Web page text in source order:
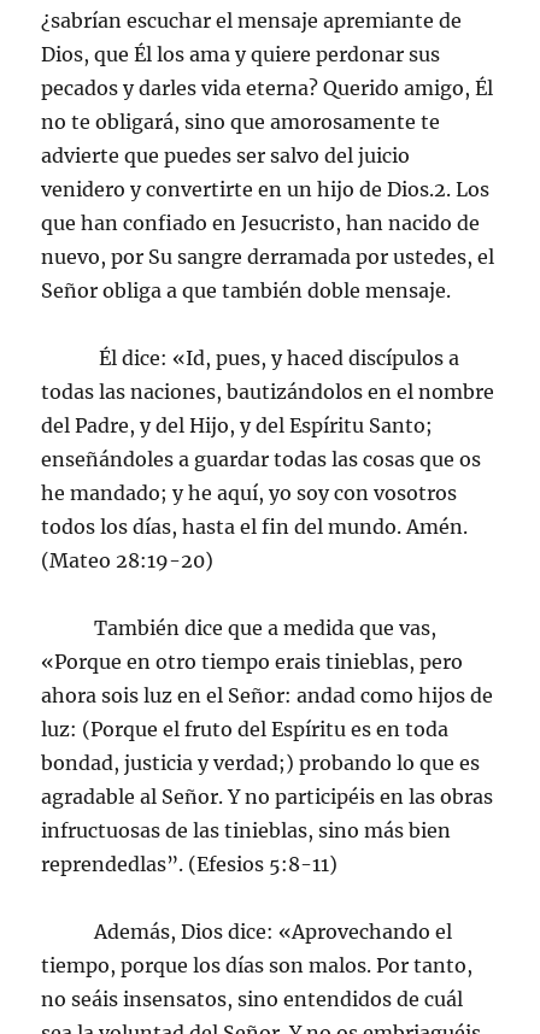
¿sabrían escuchar el mensaje apremiante de
Dios, que Él los ama y quiere perdonar sus
pecados y darles vida eterna? Querido amigo, Él
no te obligará, sino que amorosamente te
advierte que puedes ser salvo del juicio
venidero y convertirte en un hijo de Dios.2. Los
que han confiado en Jesucristo, han nacido de
nuevo, por Su sangre derramada por ustedes, el
Señor obliga a que también doble mensaje.
Él dice: «Id, pues, y haced discípulos a
todas las naciones, bautizándolos en el nombre
del Padre, y del Hijo, y del Espíritu Santo;
enseñándoles a guardar todas las cosas que os
he mandado; y he aquí, yo soy con vosotros
todos los días, hasta el fin del mundo. Amén.
(Mateo 28:19-20)
También dice que a medida que vas,
«Porque en otro tiempo erais tinieblas, pero
ahora sois luz en el Señor: andad como hijos de
luz: (Porque el fruto del Espíritu es en toda
bondad, justicia y verdad;) probando lo que es
agradable al Señor. Y no participéis en las obras
infructuosas de las tinieblas, sino más bien
reprendedlas”. (Efesios 5:8-11)
Además, Dios dice: «Aprovechando el
tiempo, porque los días son malos. Por tanto,
no seáis insensatos, sino entendidos de cuál